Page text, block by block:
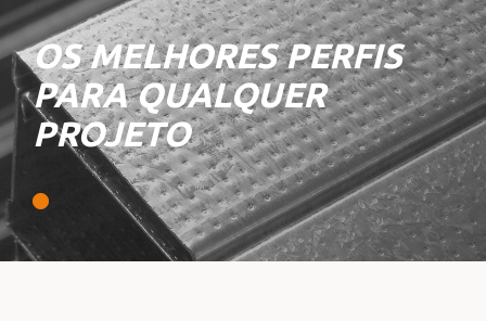
OS MELHORES PERFIS
PARA QUALQUER
PROJETO